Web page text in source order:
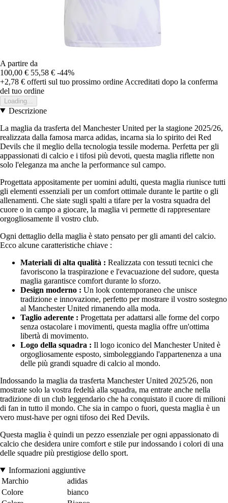
A partire da
100,00 € 55,58 € -44%
+2,78 € offerti sul tuo prossimo ordine Accreditati dopo la conferma
del tuo ordine
Loading...
Descrizione
La maglia da trasferta del Manchester United per la stagione 2025/26,
realizzata dalla famosa marca adidas, incarna sia lo spirito dei Red
Devils che il meglio della tecnologia tessile moderna. Perfetta per gli
appassionati di calcio e i tifosi più devoti, questa maglia riflette non
solo l'eleganza ma anche la performance sul campo.
Progettata appositamente per uomini adulti, questa maglia riunisce tutti
gli elementi essenziali per un comfort ottimale durante le partite o gli
allenamenti. Che siate sugli spalti a tifare per la vostra squadra del
cuore o in campo a giocare, la maglia vi permette di rappresentare
orgogliosamente il vostro club.
Ogni dettaglio della maglia è stato pensato per gli amanti del calcio.
Ecco alcune caratteristiche chiave :
Materiali di alta qualità : Realizzata con tessuti tecnici che
favoriscono la traspirazione e l'evacuazione del sudore, questa
maglia garantisce comfort durante lo sforzo.
Design moderno : Un look contemporaneo che unisce
tradizione e innovazione, perfetto per mostrare il vostro sostegno
al Manchester United rimanendo alla moda.
Taglio aderente : Progettata per adattarsi alle forme del corpo
senza ostacolare i movimenti, questa maglia offre un'ottima
libertà di movimento.
Logo della squadra : Il logo iconico del Manchester United è
orgogliosamente esposto, simboleggiando l'appartenenza a una
delle più grandi squadre di calcio al mondo.
Indossando la maglia da trasferta Manchester United 2025/26, non
mostrate solo la vostra fedeltà alla squadra, ma entrate anche nella
tradizione di un club leggendario che ha conquistato il cuore di milioni
di fan in tutto il mondo. Che sia in campo o fuori, questa maglia è un
vero must-have per ogni tifoso dei Red Devils.
Questa maglia è quindi un pezzo essenziale per ogni appassionato di
calcio che desidera unire comfort e stile pur indossando i colori di una
delle squadre più prestigiose dello sport.
Informazioni aggiuntive
Marchio
adidas
Colore
bianco